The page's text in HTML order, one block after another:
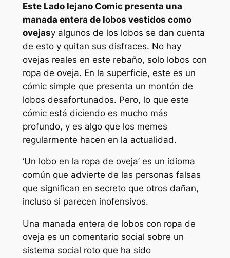
EsteLado lejanoComic presenta una
manada entera de lobos vestidos como
ovejasy algunos de los lobos se dan cuenta
de esto y quitan sus disfraces. No hay
ovejas reales en este rebaño, solo lobos con
ropa de oveja. En la superficie, este es un
cómic simple que presenta un montón de
lobos desafortunados. Pero, lo que este
cómic está diciendo es mucho más
profundo, y es algo que los memes
regularmente hacen en la actualidad.
‘Un lobo en la ropa de oveja’ es un idioma
común que advierte de las personas falsas
que significan en secreto que otros dañan,
incluso si parecen inofensivos.
Una manada entera de lobos con ropa de
oveja es un comentario social sobre un
sistema social roto que ha sido